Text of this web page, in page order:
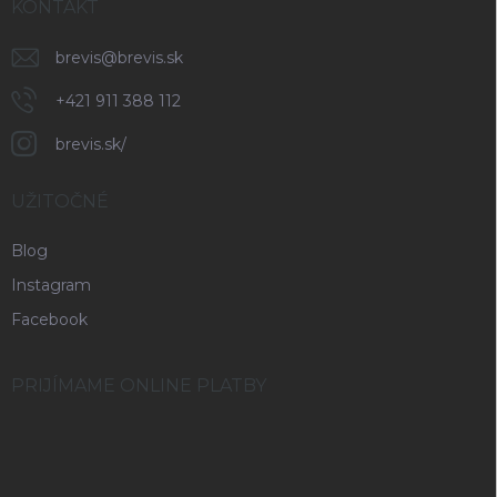
KONTAKT
brevis@brevis.sk
+421 911 388 112
brevis.sk/
UŽITOČNÉ
Blog
Instagram
Facebook
PRIJÍMAME ONLINE PLATBY